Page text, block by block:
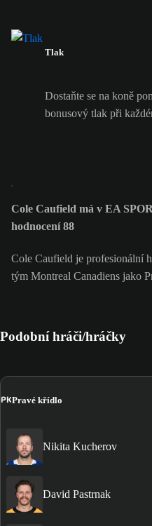
Tlak
Dostaňte se na koně
bonusový tlak při
Cole Caufield má v EA
hodnocení 88
Cole Caufield je profesionální
tým Montreal Canadiens jako
Podobní hráči/hráčky
PKPravé křídlo
Nikita Kucherov
David Pastrnak